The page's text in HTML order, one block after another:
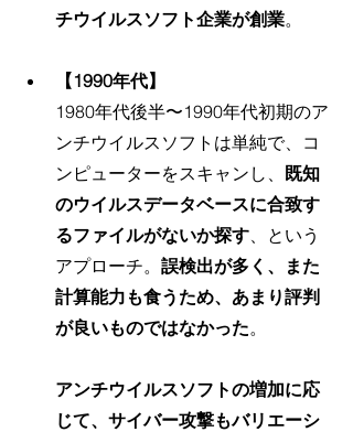
チウイルスソフト企業が創業。
【1990年代】
1980年代後半〜1990年代初期のア
ンチウイルスソフトは単純で、コ
ンピューターをスキャンし、 既知
のウイルスデータベースに合致す
るファイルがないか探す 、という
アプローチ。 誤検出が多く、また
計算能力も食うため、あまり評判
が良いものではなかった。
アンチウイルスソフトの増加に応
じて、サイバー攻撃もバリエーシ